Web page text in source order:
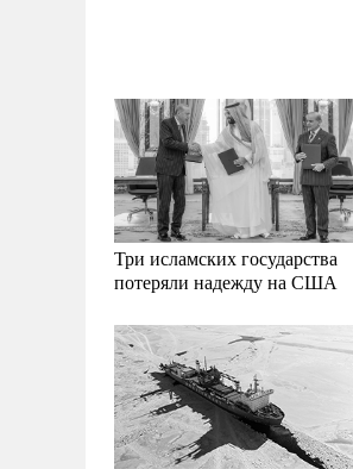
Три исламских государства
потеряли надежду на США